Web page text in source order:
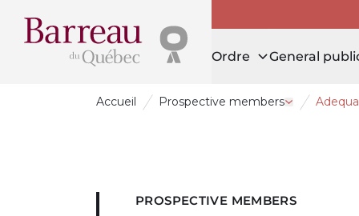
Ordre General
Accueil Prospective members Open
PROSPECTIVE MEMBERS